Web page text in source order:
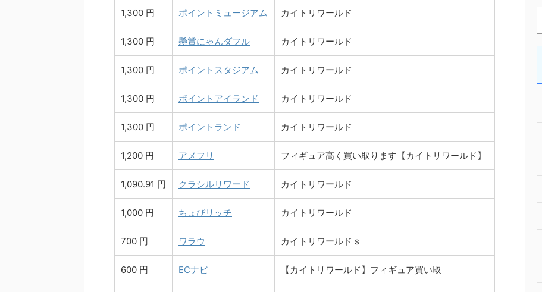
1,300 円 ポイントミュージアム カイトリワールド
1,300 円 懸賞にゃんダフル カイトリワールド
1,300 円 ポイントスタジアム カイトリワールド
1,300 円 ポイントアイランド カイトリワールド
1,300 円 ポイントランド カイトリワールド
1,200 円 アメフリ フィギュア高く買い取ります【カイトリワールド】
1,090.91 円 クラシルリワード カイトリワールド
1,000 円 ちょびリッチ カイトリワールド
700 円 ワラウ カイトリワールド s
600 円 ECナビ 【カイトリワールド】フィギュア買い取